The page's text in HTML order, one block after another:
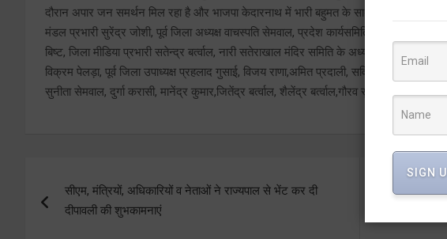
दौरान अपार जन समर्थन मिल रहा है और भाजपा केदारनाथ में भारी बहुमत के साथ जीत हासिल
मंडल प्रभारी सुरेंद्र जोशी, पूर्व जिला अध्यक्ष वाचस्पति सेमवाल, प्रदेश कार्यसमिति सदस्य विक्रम
बिष्ट, जिला मीडिया प्रभारी सतेन्द्र बर्त्वाल, नारी सतेराखाल मंदिर समिति के अध्यक्ष दीक्षराज
विक्रम पेलड़ा, पूर्व जिला उपाध्यक्ष प्रहलाद गुसाई, विजय राणा,अमित प्रदाली, सविता भंडारी, शीला
सुनीता सेमवाल, दुर्गा करासी, मानेंद्र कुमार,जितेंद्र बर्त्वाल, शैलेंद्र बर्त्वाल,गौरव सुपरियाल आदि
navigation
सीएम, मंत्रियों, अधिकारियों व नेताओं ने राज्यपाल से भेंट कर दी
दीपावली की शुभकामनाएं
सीएम
SIGN